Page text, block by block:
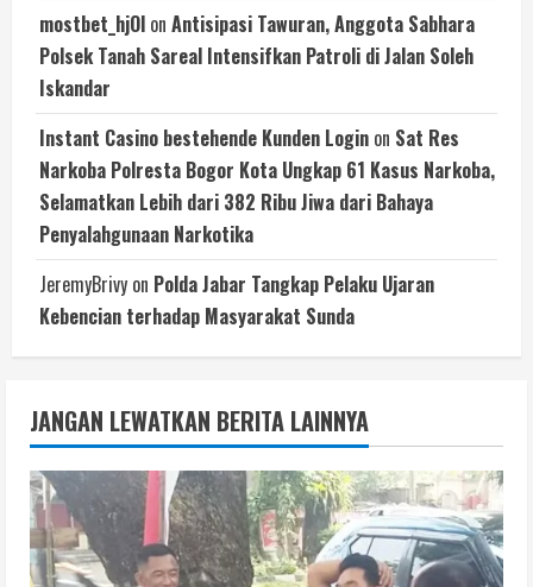
mostbet_hjOl on Antisipasi Tawuran, Anggota Sabhara
Polsek Tanah Sareal Intensifkan Patroli di Jalan Soleh
Iskandar
Instant Casino bestehende Kunden Login on Sat Res
Narkoba Polresta Bogor Kota Ungkap 61 Kasus Narkoba,
Selamatkan Lebih dari 382 Ribu Jiwa dari Bahaya
Penyalahgunaan Narkotika
JeremyBrivy on Polda Jabar Tangkap Pelaku Ujaran
Kebencian terhadap Masyarakat Sunda
JANGAN LEWATKAN BERITA LAINNYA